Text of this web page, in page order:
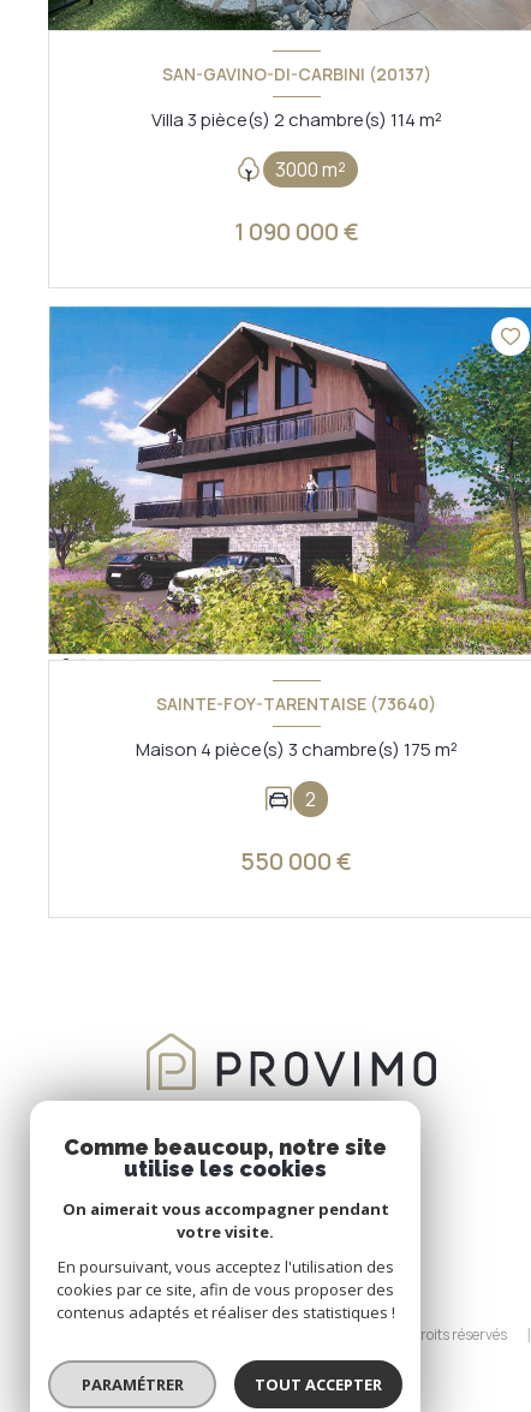
SAN-GAVINO-DI-CARBINI (20137)
Villa 3 pièce(s) 2 chambre(s) 114 m²
3000 m²
1 090 000 €
VOIR LE BIEN
SAINTE-FOY-TARENTAISE (73640)
Maison 4 pièce(s) 3 chambre(s) 175 m²
2
550 000 €
VOIR LE BIEN
© 2026 | Tous droits réservés
Comme beaucoup, notre site
utilise les cookies
On aimerait vous accompagner pendant
votre visite.
En poursuivant, vous acceptez l'utilisation des
cookies par ce site, afin de vous proposer des
contenus adaptés et réaliser des statistiques !
PARAMÉTRER TOUT ACCEPTER